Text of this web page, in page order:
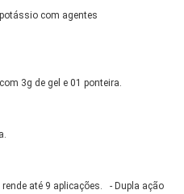
com agentes
3g de gel e 01 ponteira.
até 9 aplicações. - Dupla ação